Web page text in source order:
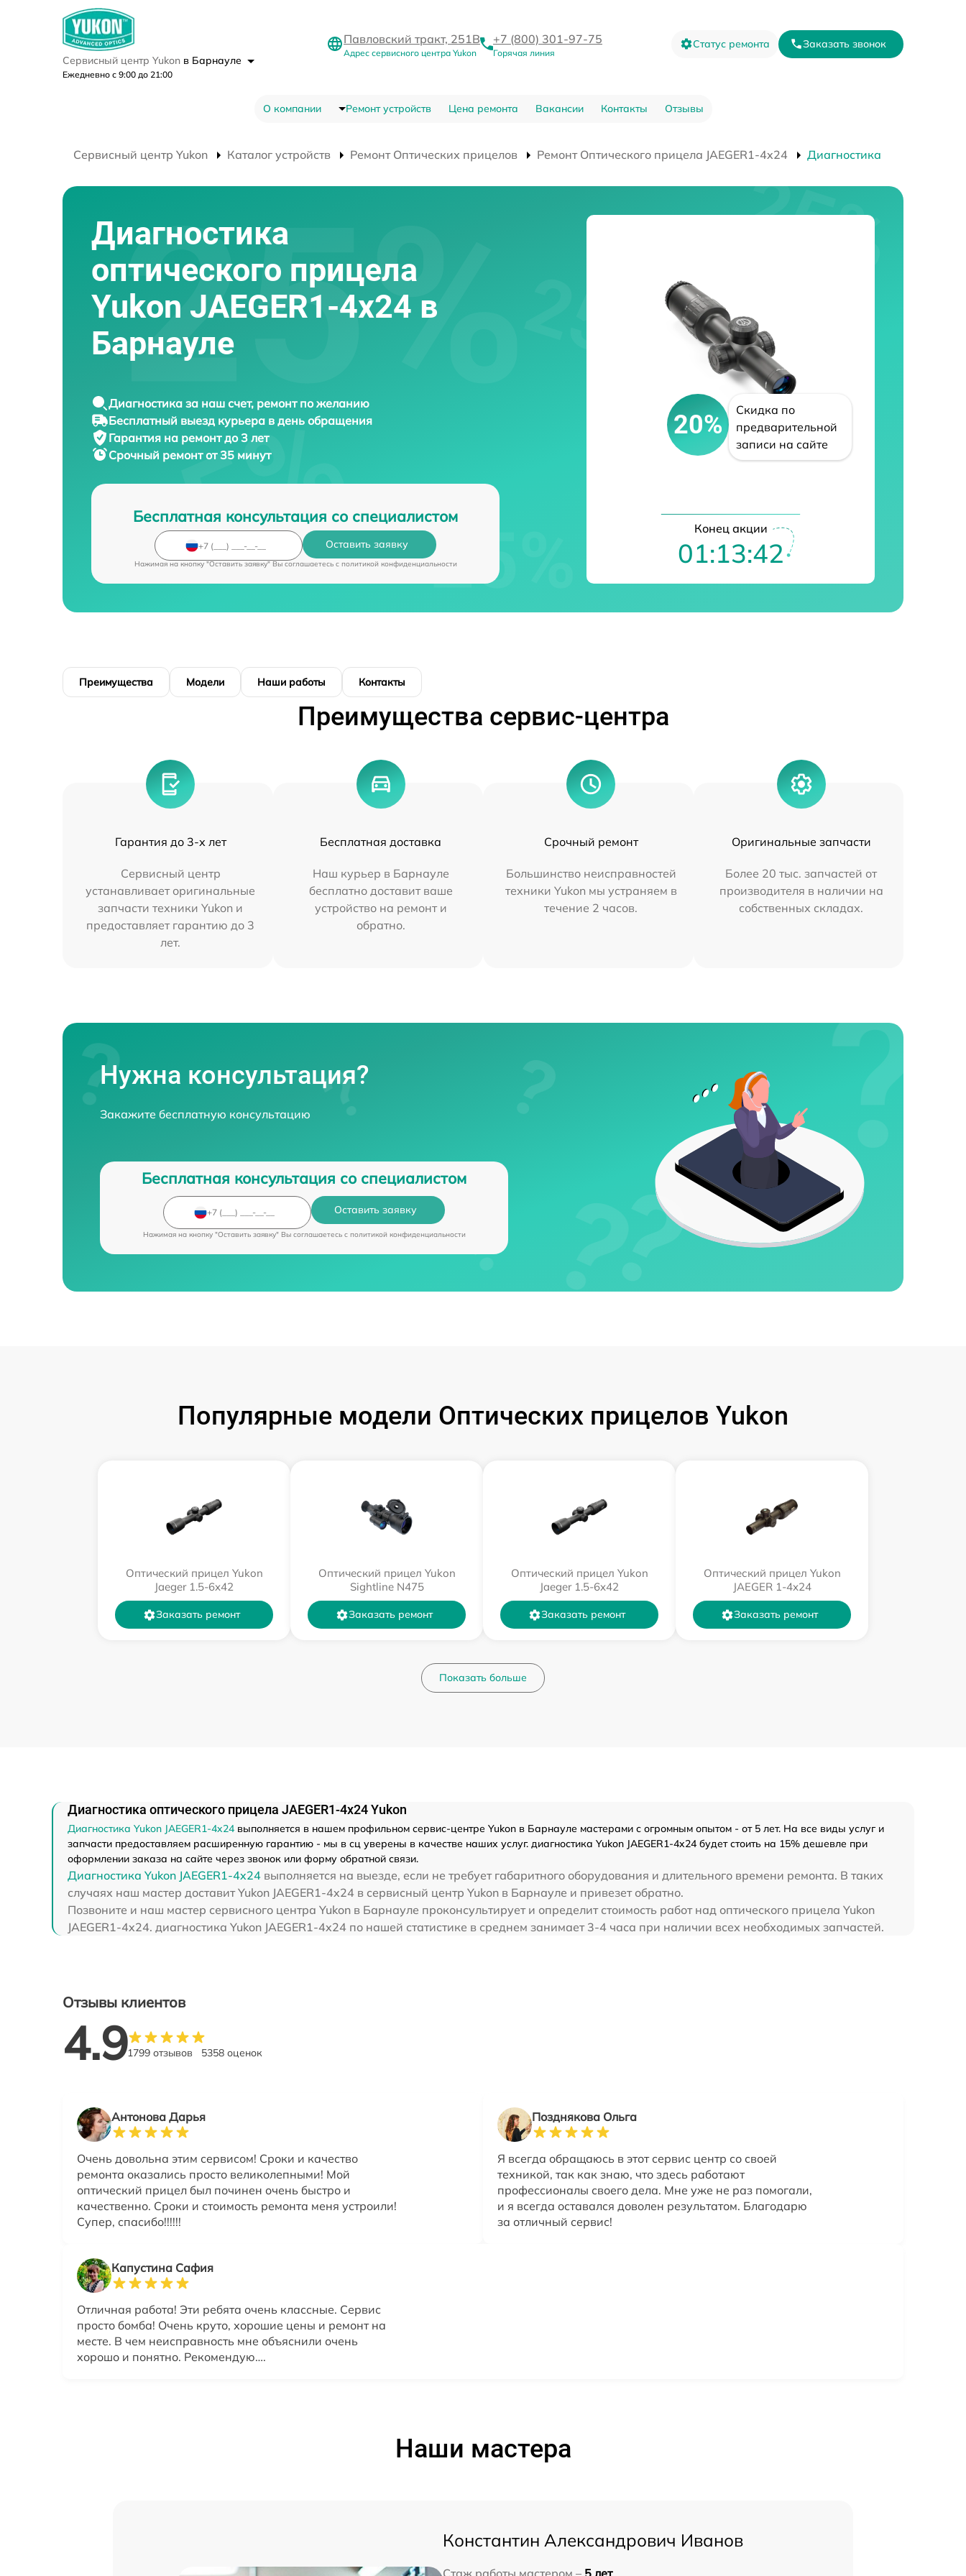
Сервисный центр Yukon в Барнауле
Ежедневно с 9:00 до 21:00
Павловский тракт, 251В
Адрес сервисного центра Yukon
+7 (800) 301-97-75
Горячая линия
Статус ремонта Заказать звонок
О компании Ремонт устройств Цена ремонта Вакансии Контакты Отзывы
Сервисный центр Yukon Каталог устройств Ремонт Оптических прицелов Ремонт Оптического прицела JAEGER1-4x24 Диагностика
Диагностика
оптического прицела
Yukon JAEGER1-4x24 в
Барнауле
Диагностика за наш счет, ремонт по желанию
Бесплатный выезд курьера в день обращения
Гарантия на ремонт до 3 лет
Срочный ремонт от 35 минут
Бесплатная консультация со специалистом
Оставить заявку
Нажимая на кнопку "Оставить заявку" Вы соглашаетесь c политикой конфиденциальности
20%
Скидка по
предварительной
записи на сайте
Конец акции
01:13:41
Преимущества Модели Наши работы Контакты
Преимущества сервис-центра
Гарантия до 3-х лет
Сервисный центр
устанавливает оригинальные
запчасти техники Yukon и
предоставляет гарантию до 3
лет.
Бесплатная доставка
Наш курьер в Барнауле
бесплатно доставит ваше
устройство на ремонт и
обратно.
Срочный ремонт
Большинство неисправностей
техники Yukon мы устраняем в
течение 2 часов.
Оригинальные запчасти
Более 20 тыс. запчастей от
производителя в наличии на
собственных складах.
Нужна консультация?
Закажите бесплатную консультацию
Бесплатная консультация со специалистом
Оставить заявку
Нажимая на кнопку "Оставить заявку" Вы соглашаетесь c политикой конфиденциальности
Популярные модели Оптических прицелов Yukon
Оптический прицел Yukon
Jaeger 1.5-6x42
Заказать ремонт
Оптический прицел Yukon
Sightline N475
Заказать ремонт
Оптический прицел Yukon
Jaeger 1.5-6x42
Заказать ремонт
Оптический прицел Yukon
JAEGER 1-4x24
Заказать ремонт
Показать больше
Диагностика оптического прицела JAEGER1-4x24 Yukon
Диагностика Yukon JAEGER1-4x24 выполняется в нашем профильном сервис-центре Yukon в Барнауле мастерами с огромным опытом - от 5 лет. На все виды услуг и
запчасти предоставляем расширенную гарантию - мы в сц уверены в качестве наших услуг. диагностика Yukon JAEGER1-4x24 будет стоить на 15% дешевле при
оформлении заказа на сайте через звонок или форму обратной связи.
Диагностика Yukon JAEGER1-4x24 выполняется на выезде, если не требует габаритного оборудования и длительного времени ремонта. В таких
случаях наш мастер доставит Yukon JAEGER1-4x24 в сервисный центр Yukon в Барнауле и привезет обратно.
Позвоните и наш мастер сервисного центра Yukon в Барнауле проконсультирует и определит стоимость работ над оптического прицела Yukon
JAEGER1-4x24. диагностика Yukon JAEGER1-4x24 по нашей статистике в среднем занимает 3-4 часа при наличии всех необходимых запчастей.
Отзывы клиентов
4.91799 отзывов 5358 оценок
Антонова Дарья
Очень довольна этим сервисом! Сроки и качество
ремонта оказались просто великолепными! Мой
оптический прицел был починен очень быстро и
качественно. Сроки и стоимость ремонта меня устроили!
Супер, спасибо!!!!!!
Позднякова Ольга
Я всегда обращаюсь в этот сервис центр со своей
техникой, так как знаю, что здесь работают
профессионалы своего дела. Мне уже не раз помогали,
и я всегда оставался доволен результатом. Благодарю
за отличный сервис!
Капустина Сафия
Отличная работа! Эти ребята очень классные. Сервис
просто бомба! Очень круто, хорошие цены и ремонт на
месте. В чем неисправность мне объяснили очень
хорошо и понятно. Рекомендую….
Наши мастера
Константин Александрович Иванов
Стаж работы мастером – 5 лет